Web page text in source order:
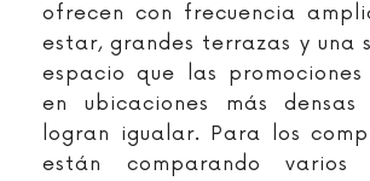
ofrecen con frecuencia
estar, grandes terrazas y una
espacio que las promociones
en ubicaciones más densas
logran igualar. Para los
están comparando